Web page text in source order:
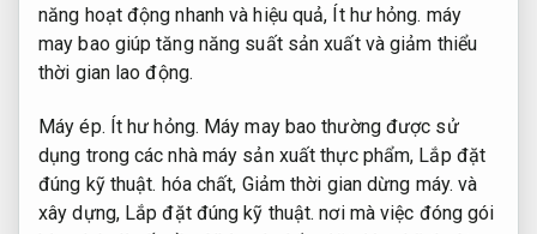
năng hoạt động nhanh và hiệu quả, Ít hư hỏng. máy
may bao giúp tăng năng suất sản xuất và giảm thiểu
thời gian lao động.
Máy ép. Ít hư hỏng. Máy may bao thường được sử
dụng trong các nhà máy sản xuất thực phẩm, Lắp đặt
đúng kỹ thuật. hóa chất, Giảm thời gian dừng máy. và
xây dựng, Lắp đặt đúng kỹ thuật. nơi mà việc đóng gói